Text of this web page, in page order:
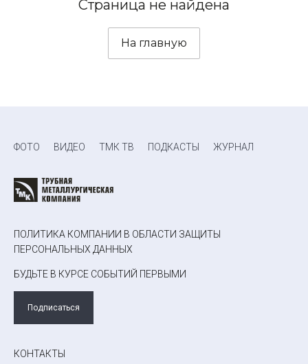
Страница не найдена
На главную
ФОТО ВИДЕО ТМК ТВ ПОДКАСТЫ ЖУРНАЛ
ПОЛИТИКА КОМПАНИИ В ОБЛАСТИ ЗАЩИТЫ
ПЕРСОНАЛЬНЫХ ДАННЫХ
БУДЬТЕ В КУРСЕ СОБЫТИЙ ПЕРВЫМИ
Подписаться
КОНТАКТЫ